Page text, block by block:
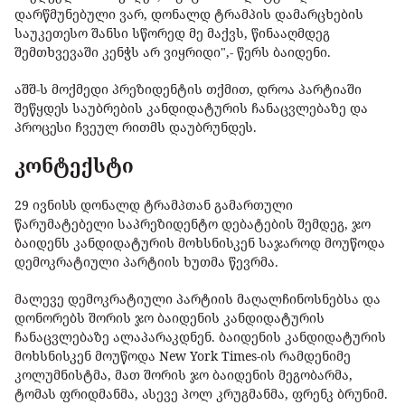
დარწმუნებული ვარ, დონალდ ტრამპის დამარცხების
საუკეთესო შანსი სწორედ მე მაქვს, წინააღმდეგ
შემთხვევაში კენჭს არ ვიყრიდი",- წერს ბაიდენი.
აშშ-ს მოქმედი პრეზიდენტის თქმით, დროა პარტიაში
შეწყდეს საუბრების კანდიდატურის ჩანაცვლებაზე და
პროცესი ჩვეულ რითმს დაუბრუნდეს.
კონტექსტი
29 ივნისს დონალდ ტრამპთან გამართული
წარუმატებელი საპრეზიდენტო დებატების შემდეგ, ჯო
ბაიდენს კანდიდატურის მოხსნისკენ საჯაროდ მოუწოდა
დემოკრატიული პარტიის ხუთმა წევრმა.
მალევე დემოკრატიული პარტიის მაღალჩინოსნებსა და
დონორებს შორის ჯო ბაიდენის კანდიდატურის
ჩანაცვლებაზე ალაპარაკდნენ. ბაიდენის კანდიდატურის
მოხსნისკენ მოუწოდა New York Times-ის რამდენიმე
კოლუმნისტმა, მათ შორის ჯო ბაიდენის მეგობარმა,
ტომას ფრიდმანმა, ასევე პოლ კრუგმანმა, ფრენკ ბრუნიმ.